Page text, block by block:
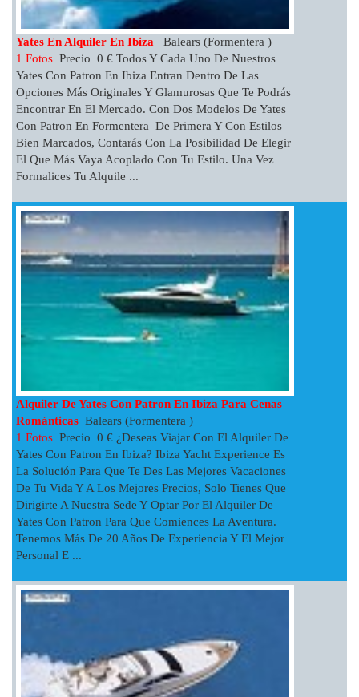
Yates En Alquiler En Ibiza
Balears (Formentera )
1 Fotos Precio 0 € Todos Y Cada Uno De Nuestros
Yates Con Patron En Ibiza Entran Dentro De Las
Opciones Más Originales Y Glamurosas Que Te Podrás
Encontrar En El Mercado. Con Dos Modelos De Yates
Con Patron En Formentera De Primera Y Con Estilos
Bien Marcados, Contarás Con La Posibilidad De Elegir
El Que Más Vaya Acoplado Con Tu Estilo. Una Vez
Formalices Tu Alquile ...
Alquiler De Yates Con Patron En Ibiza Para Cenas
Románticas Balears (Formentera )
1 Fotos Precio 0 € ¿Deseas Viajar Con El Alquiler De
Yates Con Patron En Ibiza? Ibiza Yacht Experience Es
La Solución Para Que Te Des Las Mejores Vacaciones
De Tu Vida Y A Los Mejores Precios, Solo Tienes Que
Dirigirte A Nuestra Sede Y Optar Por El Alquiler De
Yates Con Patron Para Que Comiences La Aventura.
Tenemos Más De 20 Años De Experiencia Y El Mejor
Personal E ...